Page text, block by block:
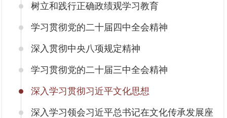
树立和践行正确政绩观学习教育
学习贯彻党的二十届四中全会精神
深入贯彻中央八项规定精神
学习贯彻党的二十届三中全会精神
深入学习贯彻习近平文化思想
深入学习领会习近平总书记在文化传承发展座